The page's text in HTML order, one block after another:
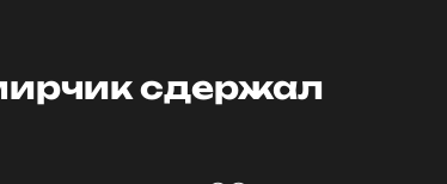
сдержал